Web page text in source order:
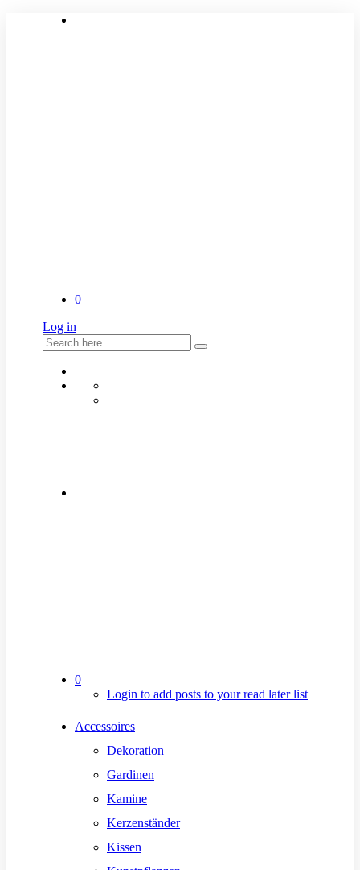
0
Log in
0
Login to add posts to your read later list
Accessoires
Dekoration
Gardinen
Kamine
Kerzenständer
Kissen